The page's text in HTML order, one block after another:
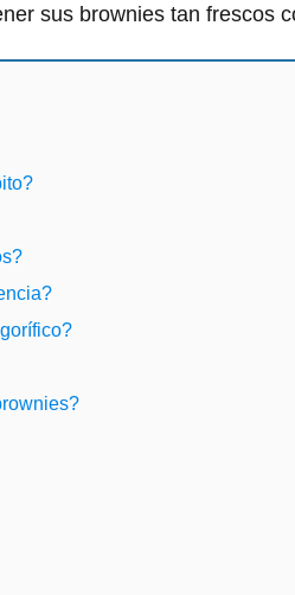
sus brownies tan frescos